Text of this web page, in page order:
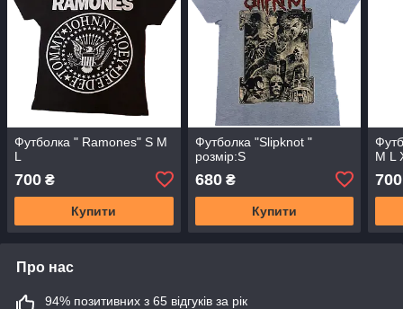
Футболка " Ramones" S M
L
700 ₴
Купити
Футболка "Slipknot "
розмір:S
680₴
Купити
M L
700
Про нас
94% позитивних з 65 відгуків за рік